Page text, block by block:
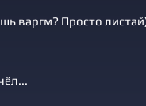
варгм? Просто